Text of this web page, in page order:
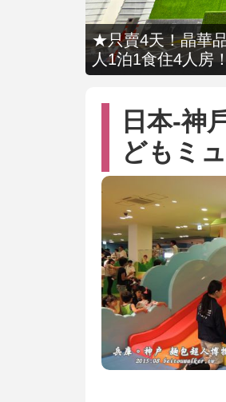
★只賣4天！晶華
人1泊1食住4人房
日本-神
どもミ